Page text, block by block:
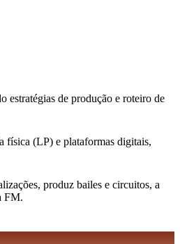
estratégias de produção e roteiro de
física (LP) e plataformas digitais,
produz bailes e circuitos, a
FM.